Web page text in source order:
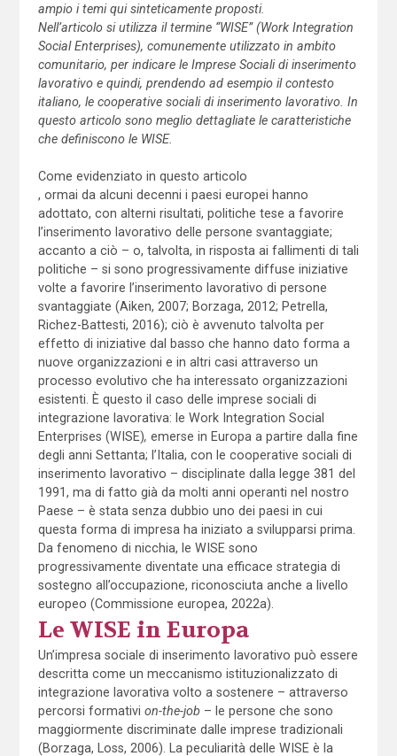
ampio i temi qui sinteticamente proposti.
Nell’articolo si utilizza il termine “WISE” (Work Integration
Social Enterprises), comunemente utilizzato in ambito
comunitario, per indicare le Imprese Sociali di inserimento
lavorativo e quindi, prendendo ad esempio il contesto
italiano, le cooperative sociali di inserimento lavorativo. In
questo articolo sono meglio dettagliate le caratteristiche
che definiscono le WISE.
Come evidenziato in questo articolo
, ormai da alcuni decenni i paesi europei hanno
adottato, con alterni risultati, politiche tese a favorire
l’inserimento lavorativo delle persone svantaggiate;
accanto a ciò – o, talvolta, in risposta ai fallimenti di tali
politiche – si sono progressivamente diffuse iniziative
volte a favorire l’inserimento lavorativo di persone
svantaggiate (Aiken, 2007; Borzaga, 2012; Petrella,
Richez-Battesti, 2016); ciò è avvenuto talvolta per
effetto di iniziative dal basso che hanno dato forma a
nuove organizzazioni e in altri casi attraverso un
processo evolutivo che ha interessato organizzazioni
esistenti. È questo il caso delle imprese sociali di
integrazione lavorativa: le Work Integration Social
Enterprises (WISE), emerse in Europa a partire dalla fine
degli anni Settanta; l’Italia, con le cooperative sociali di
inserimento lavorativo – disciplinate dalla legge 381 del
1991, ma di fatto già da molti anni operanti nel nostro
Paese – è stata senza dubbio uno dei paesi in cui
questa forma di impresa ha iniziato a svilupparsi prima.
Da fenomeno di nicchia, le WISE sono
progressivamente diventate una efficace strategia di
sostegno all’occupazione, riconosciuta anche a livello
europeo (Commissione europea, 2022a).
Le WISE in Europa
Un’impresa sociale di inserimento lavorativo può essere
descritta come un meccanismo istituzionalizzato di
integrazione lavorativa volto a sostenere – attraverso
percorsi formativi on-the-job – le persone che sono
maggiormente discriminate dalle imprese tradizionali
(Borzaga, Loss, 2006). La peculiarità delle WISE è la